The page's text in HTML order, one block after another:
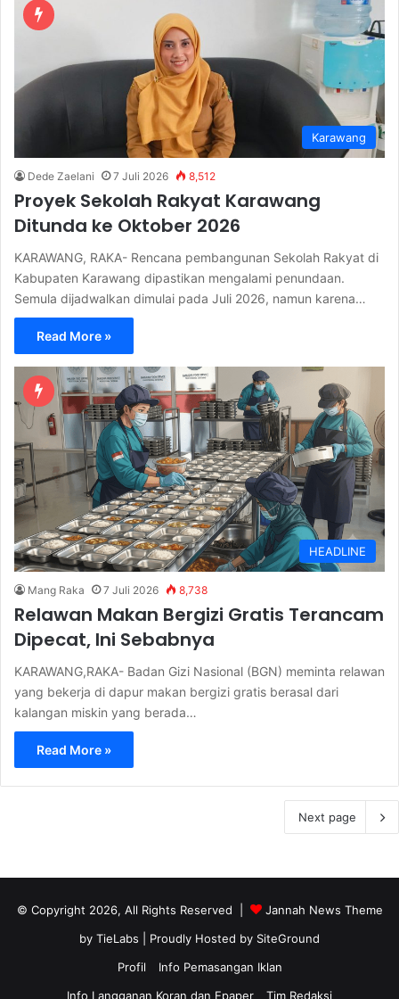
Karawang
Dede Zaelani 7 Juli 2026 8,512
Proyek Sekolah Rakyat Karawang
Ditunda ke Oktober 2026
KARAWANG, RAKA- Rencana pembangunan Sekolah Rakyat di
Kabupaten Karawang dipastikan mengalami penundaan.
Semula dijadwalkan dimulai pada Juli 2026, namun karena…
Read More »
HEADLINE
Mang Raka 7 Juli 2026 8,738
Relawan Makan Bergizi Gratis Terancam
Dipecat, Ini Sebabnya
KARAWANG,RAKA- Badan Gizi Nasional (BGN) meminta relawan
yang bekerja di dapur makan bergizi gratis berasal dari
kalangan miskin yang berada…
Read More »
Next page
© Copyright 2026, All Rights Reserved |
Jannah News Theme
by TieLabs | Proudly Hosted by SiteGround
Profil
Info Pemasangan Iklan
Info Langganan Koran dan Epaper
Tim Redaksi